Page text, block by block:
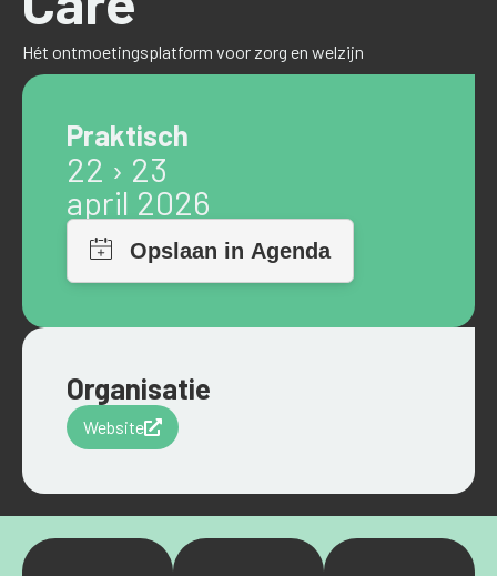
Hét ontmoetingsplatform voor zorg en welzijn
Praktisch
22 › 23
april 2026
Organisatie
Website